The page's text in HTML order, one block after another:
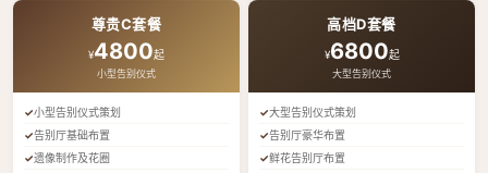
尊贵C套餐
¥4800起
小型告别仪式
小型告别仪式策划
告别厅基础布置
遗像制作及花圈
高档D套餐
¥6800起
大型告别仪式
大型告别仪式策划
告别厅豪华布置
鲜花告别厅布置